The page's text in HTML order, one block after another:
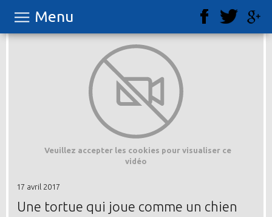
Menu
Veuillez accepter les cookies pour visualiser ce
vidéo
17 avril 2017
Une tortue qui joue comme un chien